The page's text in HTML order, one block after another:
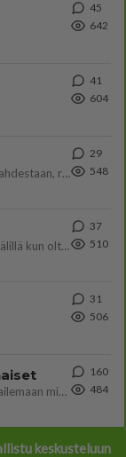
45
642
41
604
Yhtä paljon, kuin minä sinusta? Haaveissa ollaan kahdestaan, rauhassa ja lähennytään fyysisesti ja tutustutaan syvemmin
29
548
Muru, sä oot ihana. Tunsitko sen sähkön meidän välillä kun oltiin ihan låhekkäin? 👩‍❤️‍👩❤️😼😘
37
510
31
506
Tulevat tänne palstalle haukkumaan miehiä ja naljailemaan miehelle, kehuvat olevansa heitä parempia. Itse asuvat MIEHE
160
484
keskusteluun